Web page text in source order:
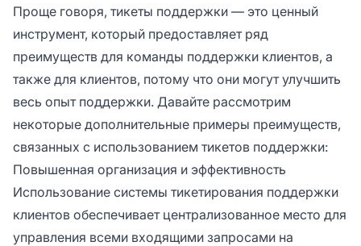
Проще говоря, тикеты поддержки — это ценный
инструмент, который предоставляет ряд
преимуществ для команды поддержки клиентов, а
также для клиентов, потому что они могут улучшить
весь опыт поддержки. Давайте рассмотрим
некоторые дополнительные примеры преимуществ,
связанных с использованием тикетов поддержки:
Повышенная организация и эффективность
Использование системы тикетирования поддержки
клиентов обеспечивает централизованное место для
управления всеми входящими запросами на